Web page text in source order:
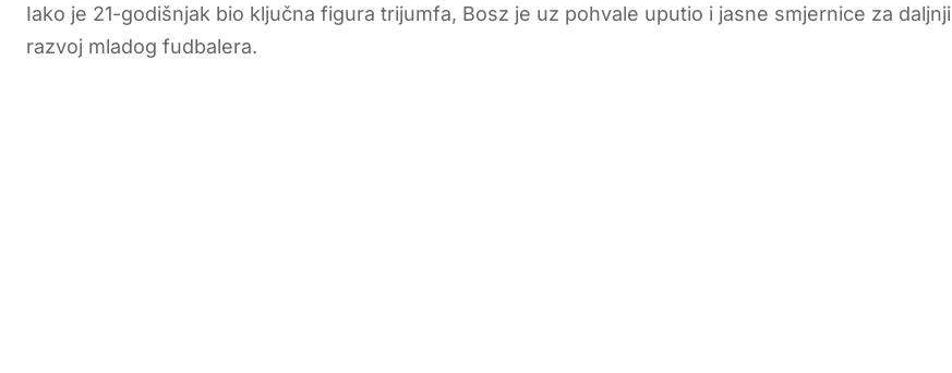
Iako je 21-godišnjak bio ključna figura trijumfa, Bosz je uz pohvale uputio i jasne smjernice za daljnji
razvoj mladog fudbalera.